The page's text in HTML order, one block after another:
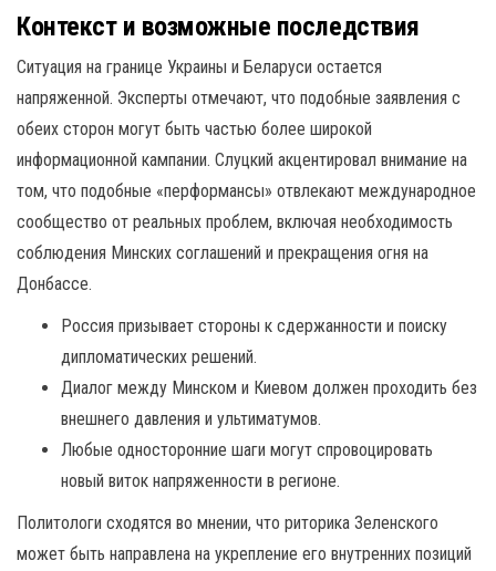
Контекст и возможные последствия
Ситуация на границе Украины и Беларуси остается
напряженной. Эксперты отмечают, что подобные заявления с
обеих сторон могут быть частью более широкой
информационной кампании. Слуцкий акцентировал внимание на
том, что подобные «перформансы» отвлекают международное
сообщество от реальных проблем, включая необходимость
соблюдения Минских соглашений и прекращения огня на
Донбассе.
Россия призывает стороны к сдержанности и поиску
дипломатических решений.
Диалог между Минском и Киевом должен проходить без
внешнего давления и ультиматумов.
Любые односторонние шаги могут спровоцировать
новый виток напряженности в регионе.
Политологи сходятся во мнении, что риторика Зеленского
может быть направлена на укрепление его внутренних позиций